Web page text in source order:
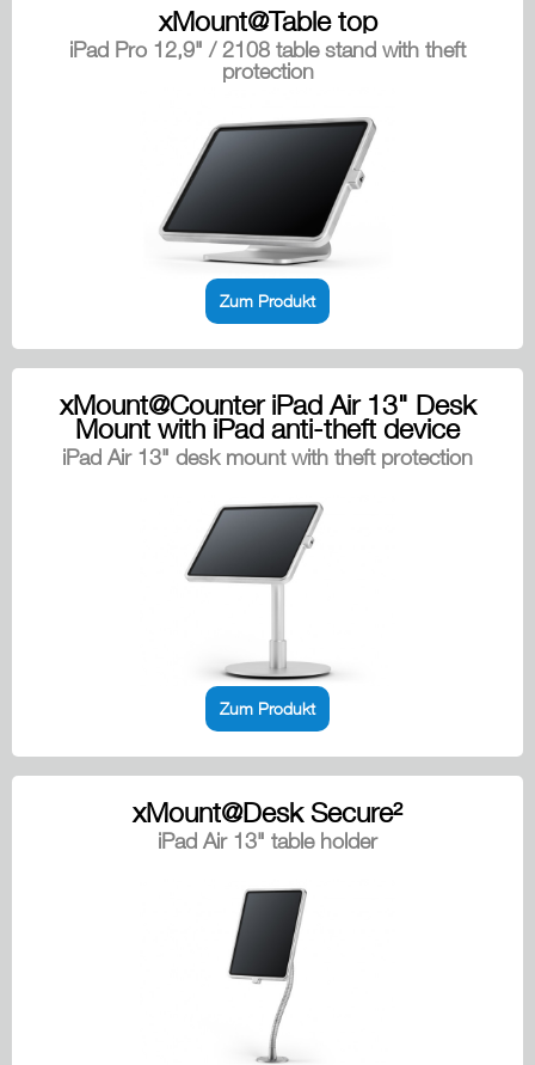
xMount@Table top
iPad Pro 12,9" / 2108 table stand with theft
protection
Zum Produkt
xMount@Counter iPad Air 13" Desk
Mount with iPad anti-theft device
iPad Air 13" desk mount with theft protection
Zum Produkt
xMount@Desk Secure²
iPad Air 13" table holder